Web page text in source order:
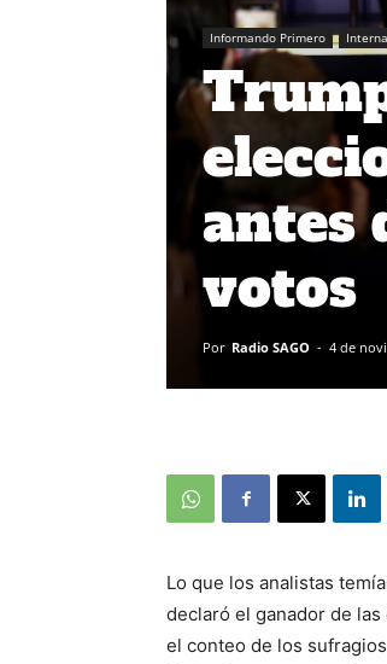
Informando Primero
antes
votos
Por Radio SAGO - 4 de
Lo que los analistas
declaró el ganador de
el conteo de los